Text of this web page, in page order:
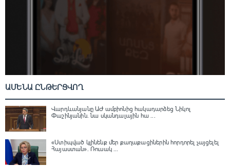
ԱՄԵՆԱ ԸՆԹԵՐՑՎՈՂ
Վարդևանյանը ԱԺ ամբիոնից հակադարձեց Նիկոլ
Փաշինյանին․ նա սկանդալային հա ...
«Ստիպված կլինենք մեր քաղաքացիներին հորդորել չայցելել
Հայաստան»․ Ռուսակ ...